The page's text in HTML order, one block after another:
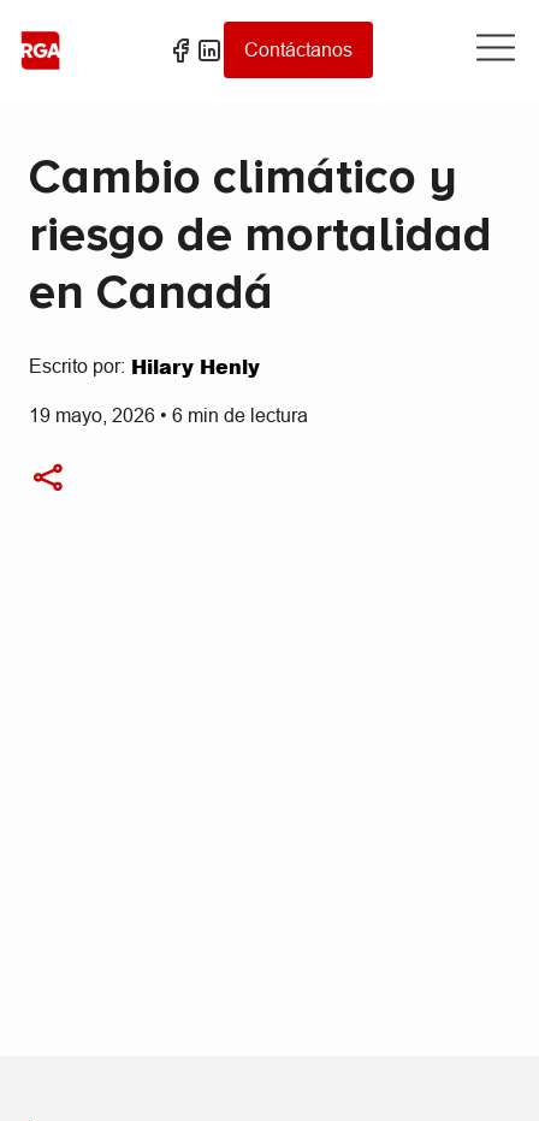
Contáctanos
Cambio climático y
riesgo de mortalidad
en Canadá
Escrito por: Hilary Henly
19 mayo, 2026 • 6 min de lectura